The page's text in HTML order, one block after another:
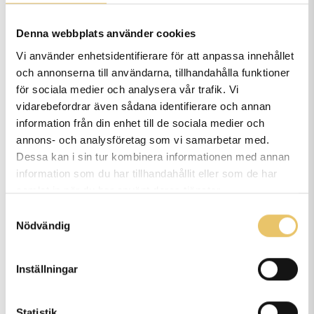
Denna webbplats använder cookies
Vi använder enhetsidentifierare för att anpassa innehållet
och annonserna till användarna, tillhandahålla funktioner
för sociala medier och analysera vår trafik. Vi
vidarebefordrar även sådana identifierare och annan
information från din enhet till de sociala medier och
annons- och analysföretag som vi samarbetar med.
Dessa kan i sin tur kombinera informationen med annan
information som du har tillhandahållit eller som de har
samlat in när du har använt deras tjänster.
Nödvändig
Inställningar
Hon ser fram emot att kunna erbjuda en
helhetslösning för hundars hälsa:
– Jag ser verkligen fram emot att träffa
alla hundar och deras ägare, och att
kunna erbjuda lite av allt – inte bara
simmet utan även massage, laser och
hunds behov är så roligt. Det är en
utveckling – att se dem bygga styrka,
återhämta sig och hitta tillbaka till glädjen